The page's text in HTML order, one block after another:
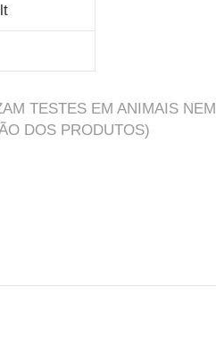
TESTES EM ANIMAIS NEM
DOS PRODUTOS)